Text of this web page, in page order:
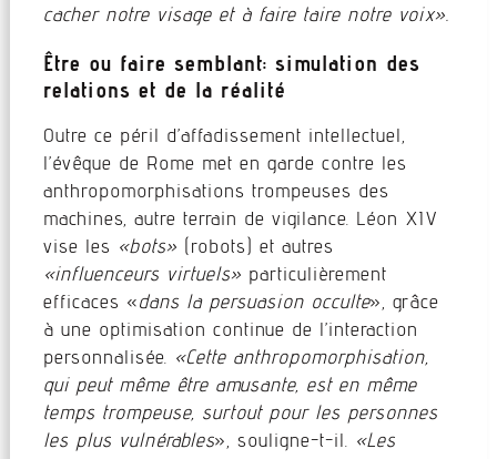
cacher notre visage et à faire taire notre voix».
Être ou faire semblant: simulation des
relations et de la réalité
Outre ce péril d’affadissement intellectuel,
l’évêque de Rome met en garde contre les
anthropomorphisations trompeuses des
machines, autre terrain de vigilance. Léon XIV
vise les «bots» (robots) et autres
«influenceurs virtuels» particulièrement
efficaces «dans la persuasion occulte», grâce
à une optimisation continue de l’interaction
personnalisée. «Cette anthropomorphisation,
qui peut même être amusante, est en même
temps trompeuse, surtout pour les personnes
les plus vulnérables», souligne-t-il. «Les